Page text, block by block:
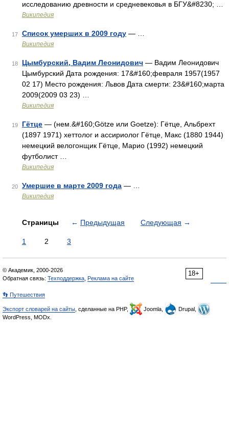
исследованию древности и средневековья в БГУ&#8230; …
Википедия
17 Список умерших в 2009 году — …
Википедия
18 Цымбурский, Вадим Леонидович — Вадим Леонидович
Цымбурский Дата рождения: 17&#160;февраля 1957(1957
02 17) Место рождения: Львов Дата смерти: 23&#160;марта
2009(2009 03 23) …
Википедия
19 Гётце — (нем.&#160;Götze или Goetze): Гётце, Альбрехт
(1897 1971) хеттолог и ассириолог Гётце, Макс (1880 1944)
немецкий велогонщик Гётце, Марио (1992) немецкий
футболист …
Википедия
20 Умершие в марте 2009 года — …
Википедия
Страницы ← Предыдущая Следующая →
1 2 3
18+
© Академик, 2000-2026
Обратная связь: Техподдержка Реклама на сайте
👣 Путешествия
Экспорт словарей на сайты , сделанные на PHP, Joomla,
Drupal,
WordPress, MODx.